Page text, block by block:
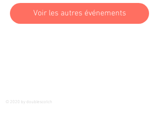
Voir les autres événements
© 2020 by doublescotch